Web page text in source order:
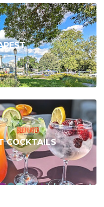
COCKTAILS